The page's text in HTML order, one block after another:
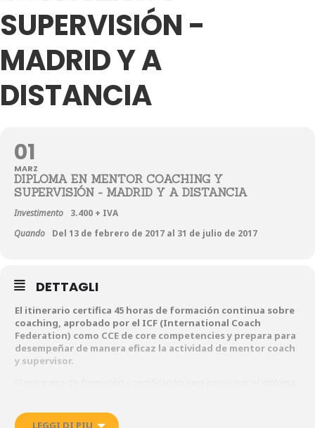
SUPERVISIÓN -
MADRID Y A
DISTANCIA
01
MARZ
DIPLOMA EN MENTOR COACHING Y
SUPERVISIÓN - MADRID Y A DISTANCIA
Investimento
3.400 + IVA
Quando
Del 13 de febrero de 2017 al 31 de julio de 2017
DETTAGLI
El itinerario certifica 45 horas de formación continua sobre
coaching, aprobado por el ICF (International Coach
Federation) como CCE de core competencies y prepara para
desempeñar de manera eficaz la actividad de mentor coach
y supervisor.
años, además de llevar a cabo un coaching de gran éxito, ofrece
LEGGI DI PIU